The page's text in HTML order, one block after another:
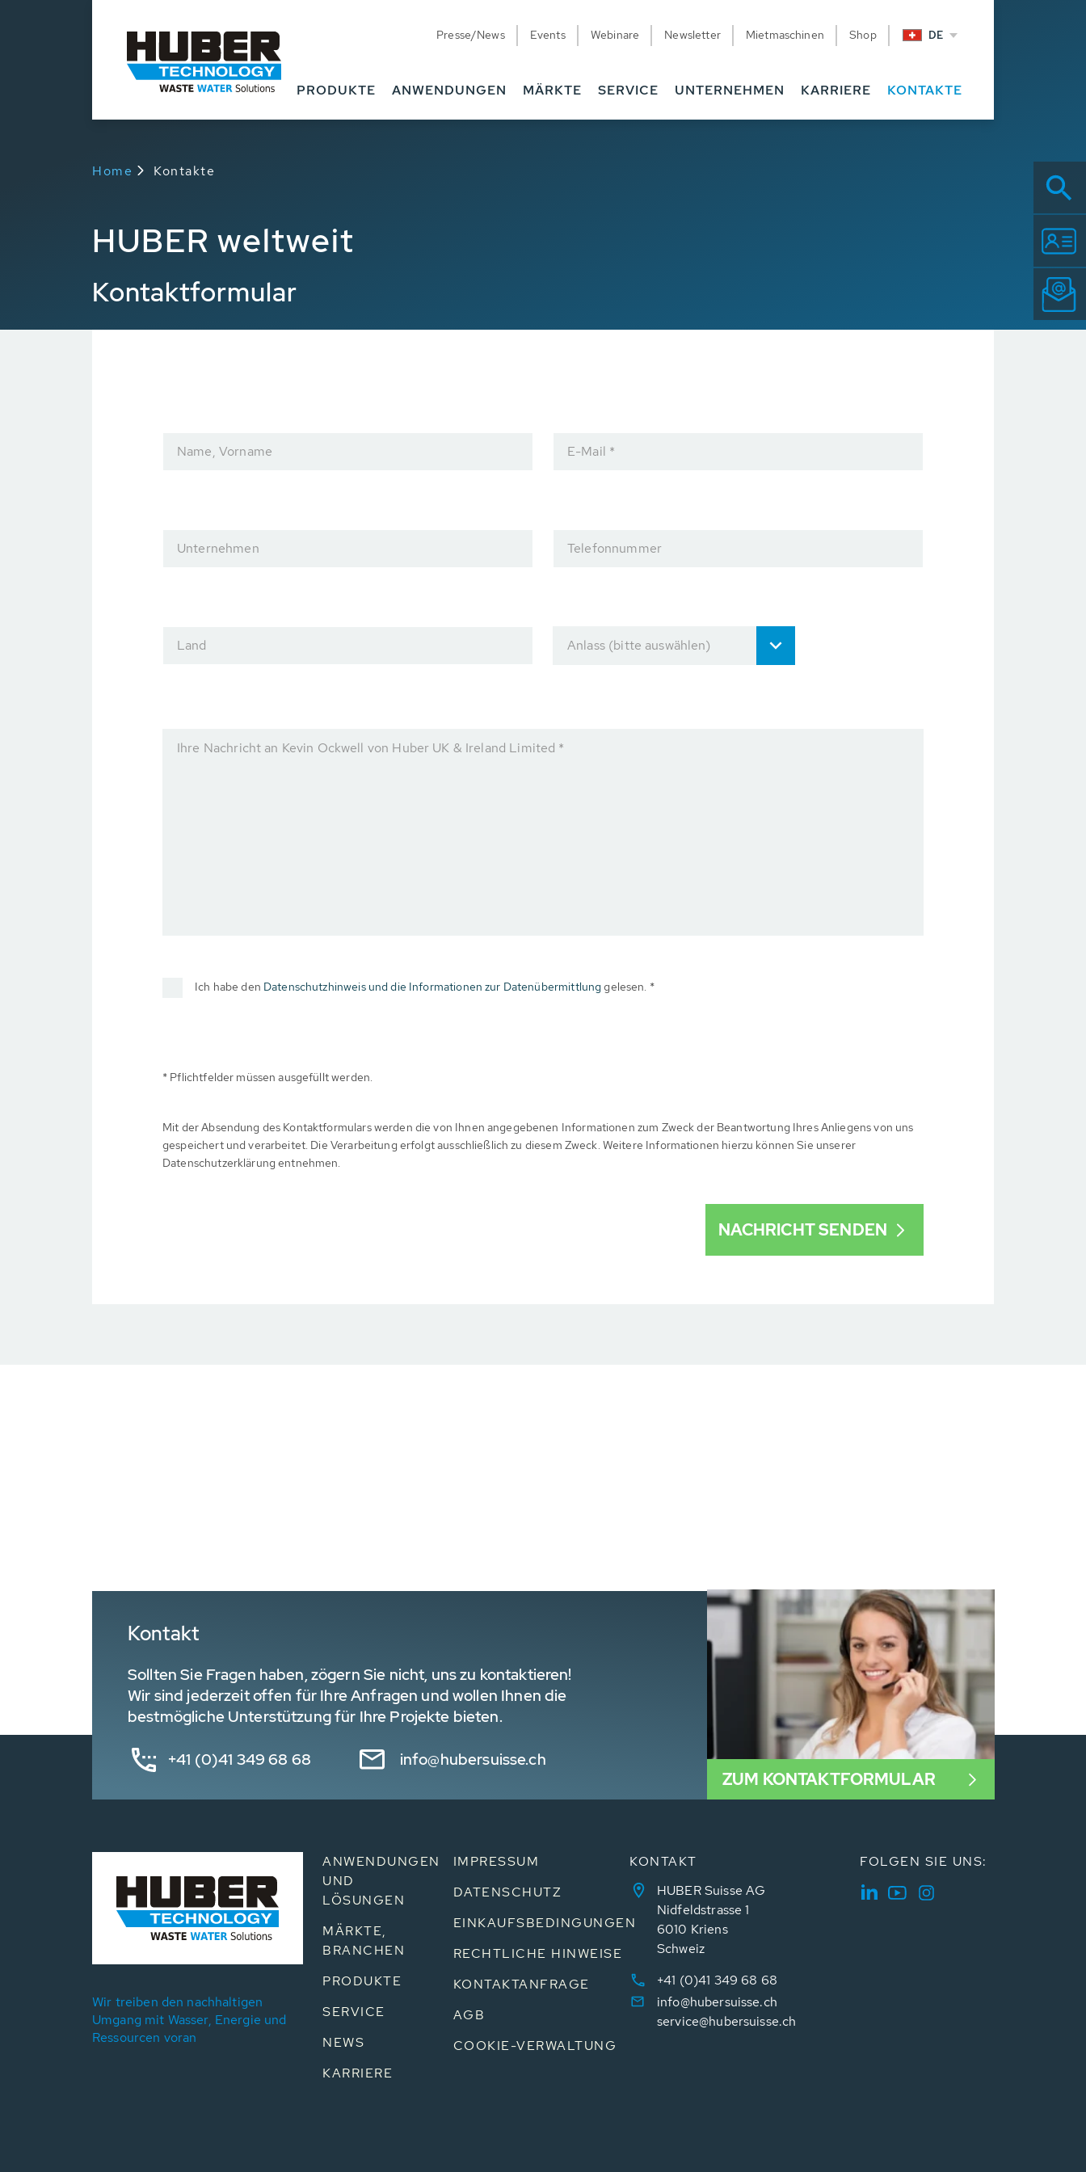
Presse/News Events Webinare Newsletter Mietmaschinen Shop DE
PRODUKTE ANWENDUNGEN MÄRKTE SERVICE UNTERNEHMEN KARRIERE KONTAKTE
Home Kontakte
HUBER weltweit
Kontaktformular
Name, Vorname E-Mail *
Unternehmen Telefonnummer
Land Anlass (bitte auswählen)
Ihre Nachricht an Kevin Ockwell von Huber UK & Ireland Limited *
Ich habe den Datenschutzhinweis und die Informationen zur Datenübermittlunggelesen. *
* Pflichtfelder müssen ausgefüllt werden.
Mit der Absendung des Kontaktformulars werden die von Ihnen angegebenen Informationen zum Zweck der Beantwortung Ihres Anliegens von uns
gespeichert und verarbeitet. Die Verarbeitung erfolgt ausschließlich zu diesem Zweck. Weitere Informationen hierzu können Sie unserer
Datenschutzerklärung entnehmen.
Kontakt
Sollten Sie Fragen haben, zögern Sie nicht, uns zu kontaktieren!
Wir sind jederzeit offen für Ihre Anfragen und wollen Ihnen die
bestmögliche Unterstützung für Ihre Projekte bieten.
+41 (0)41 349 68 68 info@hubersuisse.ch
ZUM KONTAKTFORMULAR
Wir treiben den nachhaltigen
Umgang mit Wasser, Energie und
Ressourcen voran
ANWENDUNGEN
UND
LÖSUNGEN
MÄRKTE,
BRANCHEN
PRODUKTE
SERVICE
NEWS
KARRIERE
IMPRESSUM
DATENSCHUTZ
EINKAUFSBEDINGUNGEN
RECHTLICHE HINWEISE
KONTAKTANFRAGE
AGB
COOKIE-VERWALTUNG
KONTAKT
HUBER Suisse AG
Nidfeldstrasse 1
6010 Kriens
Schweiz
+41 (0)41 349 68 68
info@hubersuisse.ch
service@hubersuisse.ch
FOLGEN SIE UNS: